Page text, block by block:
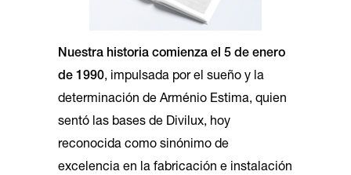
Nuestra historia comienza el 5 de enero
de 1990, impulsada por el sueño y la
determinación de Arménio Estima, quien
sentó las bases de Divilux, hoy
reconocida como sinónimo de
excelencia en la fabricación e instalación